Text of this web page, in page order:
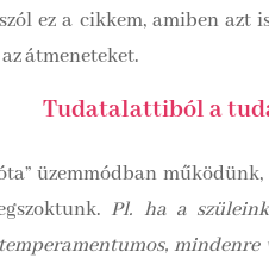
ez a cikkem, amiben azt
átmeneteket.
Tudatalattiból a
üzemmódban
Pl. ha a
mindenre